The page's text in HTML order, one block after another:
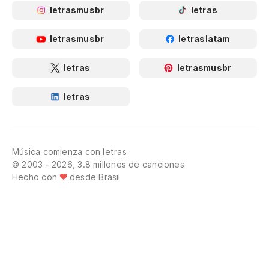
letrasmusbr letras
letrasmusbr letraslatam
letras letrasmusbr
letras
Música comienza con letras
© 2003 - 2026, 3.8 millones de canciones
Hecho con
desde Brasil